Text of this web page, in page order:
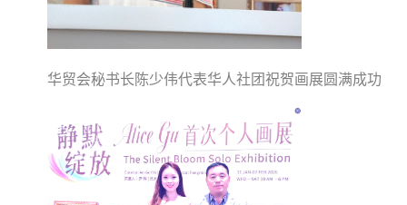
华贸会秘书长陈少伟代表华人社团祝贺画展圆满成功